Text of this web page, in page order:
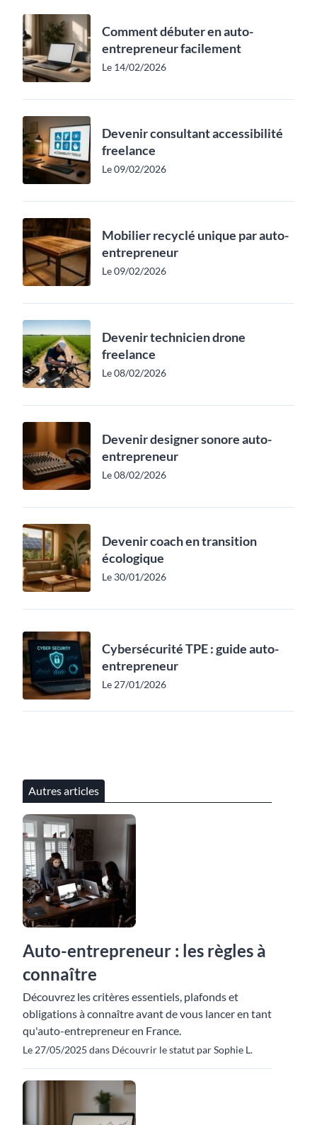
Comment débuter en auto-
entrepreneur facilement
Le 14/02/2026
Devenir consultant accessibilité
freelance
Le 09/02/2026
Mobilier recyclé unique par auto-
entrepreneur
Le 09/02/2026
Devenir technicien drone
freelance
Le 08/02/2026
Devenir designer sonore auto-
entrepreneur
Le 08/02/2026
Devenir coach en transition
écologique
Le 30/01/2026
Cybersécurité TPE : guide auto-
entrepreneur
Le 27/01/2026
Autres articles
Auto-entrepreneur : les règles à
connaître
Découvrez les critères essentiels, plafonds et
obligations à connaître avant de vous lancer en tant
qu'auto-entrepreneur en France.
Le 27/05/2025 dans Découvrir le statut par Sophie L.